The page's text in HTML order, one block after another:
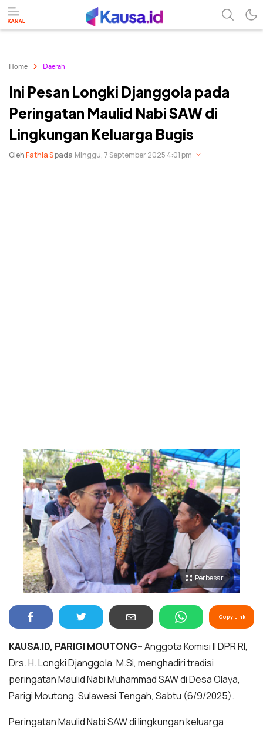
Home Daerah
Ini Pesan Longki Djanggola pada
Peringatan Maulid Nabi SAW di
Lingkungan Keluarga Bugis
OlehFathia Spada Minggu, 7 September 2025 4:01 pm
Perbesar
Copy Link
KAUSA.ID, PARIGI MOUTONG–Anggota Komisi II DPR RI,
Drs. H. Longki Djanggola, M.Si, menghadiri tradisi
peringatan Maulid Nabi Muhammad SAW di Desa Olaya,
Parigi Moutong, Sulawesi Tengah, Sabtu (6/9/2025).
Peringatan Maulid Nabi SAW di lingkungan keluarga